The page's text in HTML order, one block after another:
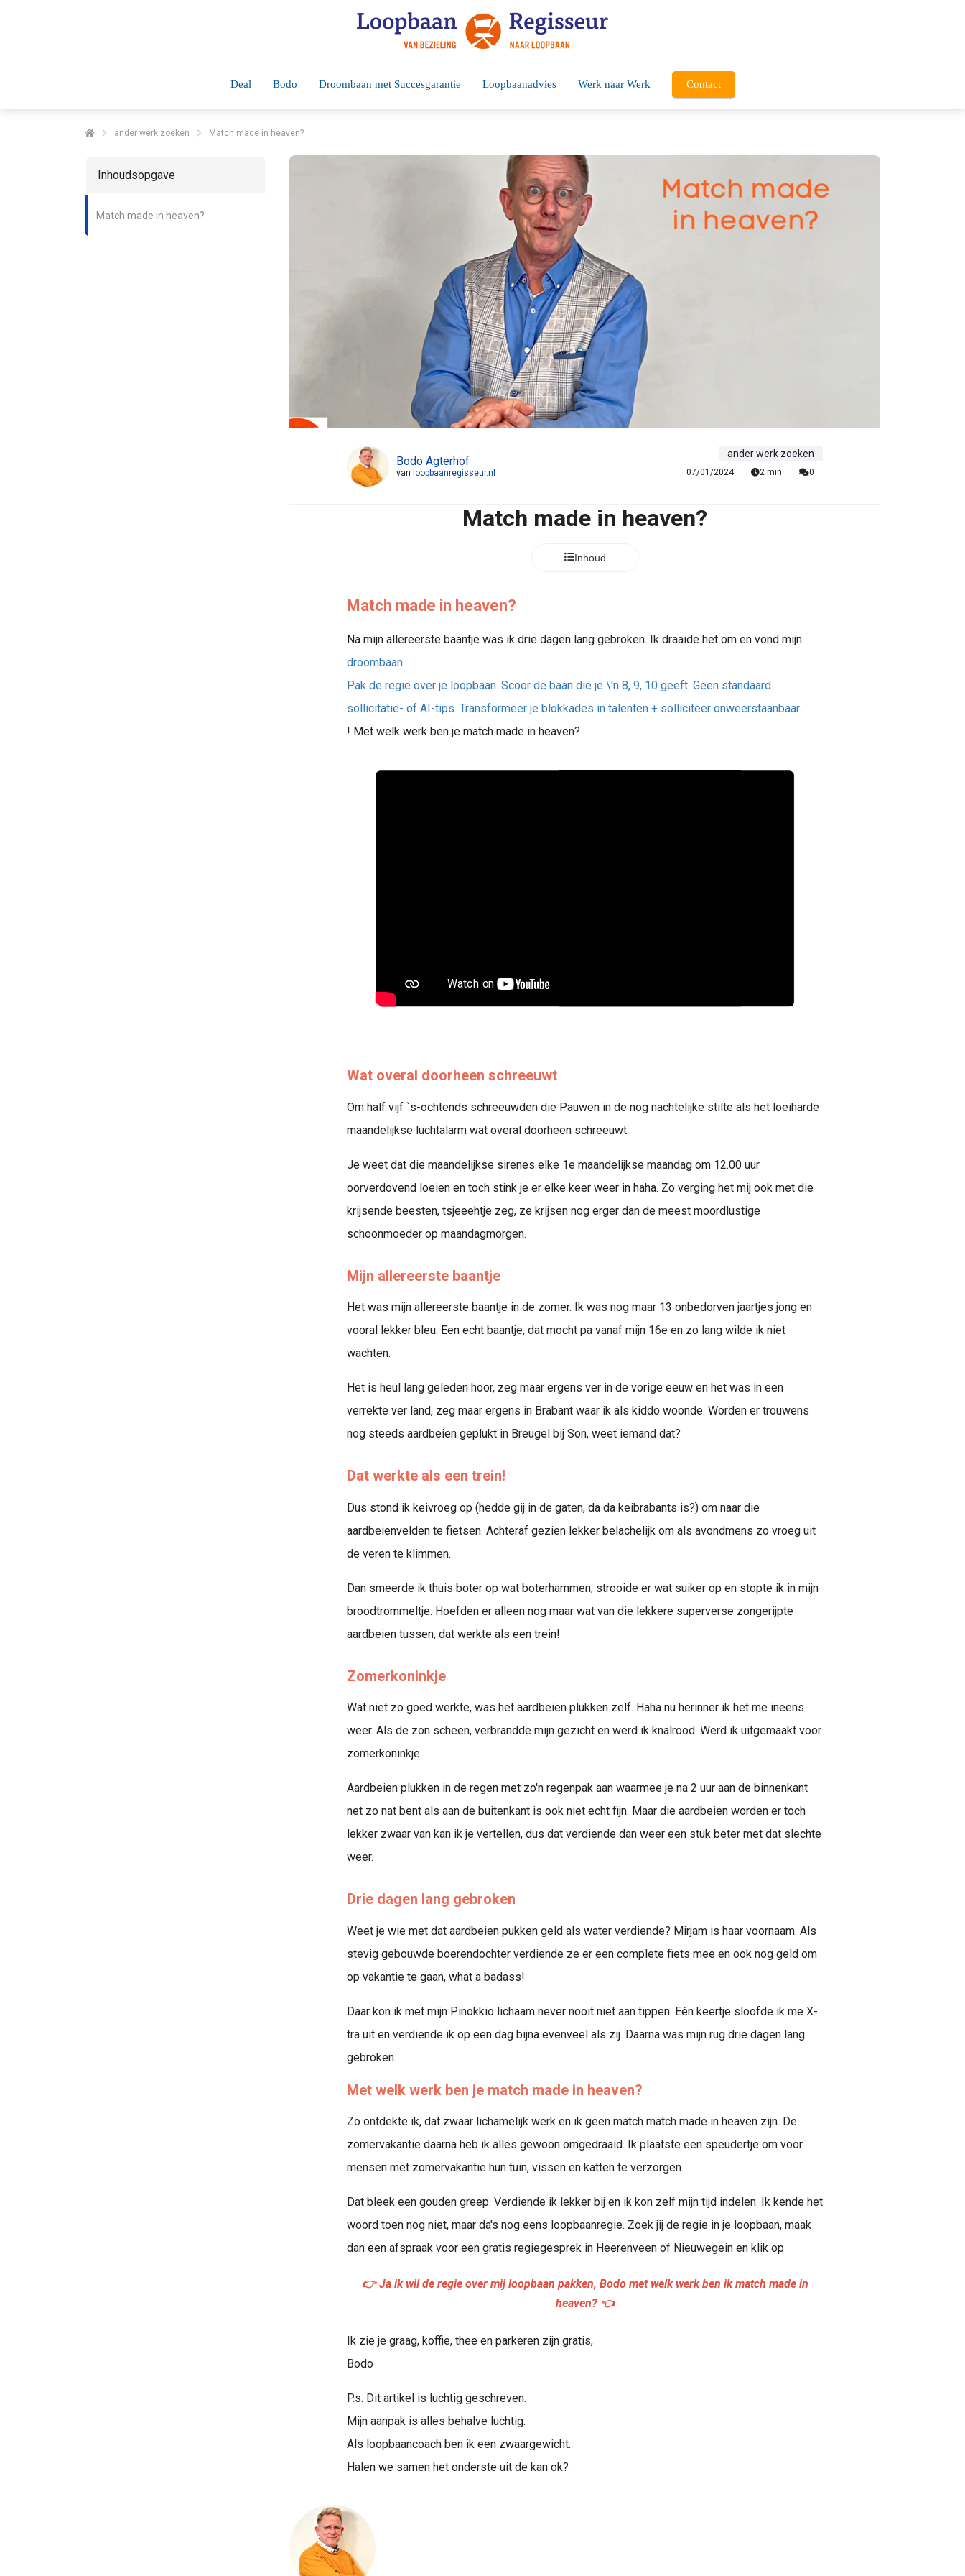
Deal Bodo Droombaan met Succesgarantie Loopbaanadvies Werk naar Werk Contact
ander werk zoeken Match made in heaven?
Inhoudsopgave
Match made in heaven?
Bodo Agterhof
van loopbaanregisseur.nl
ander werk zoeken
07/01/2024 2 min 0
Match made in heaven?
Inhoud
Match made in heaven?
Na mijn allereerste baantje was ik drie dagen lang gebroken. Ik draaide het om en vond mijn
droombaan
Pak de regie over je loopbaan. Scoor de baan die je \'n 8, 9, 10 geeft. Geen standaard
sollicitatie- of AI-tips. Transformeer je blokkades in talenten + solliciteer onweerstaanbaar.
! Met welk werk ben je match made in heaven?
Wat overal doorheen schreeuwt
Om half vijf `s-ochtends schreeuwden die Pauwen in de nog nachtelijke stilte als het loeiharde
maandelijkse luchtalarm wat overal doorheen schreeuwt.
Je weet dat die maandelijkse sirenes elke 1e maandelijkse maandag om 12.00 uur
oorverdovend loeien en toch stink je er elke keer weer in haha. Zo verging het mij ook met die
krijsende beesten, tsjeeehtje zeg, ze krijsen nog erger dan de meest moordlustige
schoonmoeder op maandagmorgen.
Mijn allereerste baantje
Het was mijn allereerste baantje in de zomer. Ik was nog maar 13 onbedorven jaartjes jong en
vooral lekker bleu. Een echt baantje, dat mocht pa vanaf mijn 16e en zo lang wilde ik niet
wachten.
Het is heul lang geleden hoor, zeg maar ergens ver in de vorige eeuw en het was in een
verrekte ver land, zeg maar ergens in Brabant waar ik als kiddo woonde. Worden er trouwens
nog steeds aardbeien geplukt in Breugel bij Son, weet iemand dat?
Dat werkte als een trein!
Dus stond ik keivroeg op (hedde gij in de gaten, da da keibrabants is?) om naar die
aardbeienvelden te fietsen. Achteraf gezien lekker belachelijk om als avondmens zo vroeg uit
de veren te klimmen.
Dan smeerde ik thuis boter op wat boterhammen, strooide er wat suiker op en stopte ik in mijn
broodtrommeltje. Hoefden er alleen nog maar wat van die lekkere superverse zongerijpte
aardbeien tussen, dat werkte als een trein!
Zomerkoninkje
Wat niet zo goed werkte, was het aardbeien plukken zelf. Haha nu herinner ik het me ineens
weer. Als de zon scheen, verbrandde mijn gezicht en werd ik knalrood. Werd ik uitgemaakt voor
zomerkoninkje.
Aardbeien plukken in de regen met zo'n regenpak aan waarmee je na 2 uur aan de binnenkant
net zo nat bent als aan de buitenkant is ook niet echt fijn. Maar die aardbeien worden er toch
lekker zwaar van kan ik je vertellen, dus dat verdiende dan weer een stuk beter met dat slechte
weer.
Drie dagen lang gebroken
Weet je wie met dat aardbeien pukken geld als water verdiende? Mirjam is haar voornaam. Als
stevig gebouwde boerendochter verdiende ze er een complete fiets mee en ook nog geld om
op vakantie te gaan, what a badass!
Daar kon ik met mijn Pinokkio lichaam never nooit niet aan tippen. Eén keertje sloofde ik me X-
tra uit en verdiende ik op een dag bijna evenveel als zij. Daarna was mijn rug drie dagen lang
gebroken.
Met welk werk ben je match made in heaven?
Zo ontdekte ik, dat zwaar lichamelijk werk en ik geen match match made in heaven zijn. De
zomervakantie daarna heb ik alles gewoon omgedraaid. Ik plaatste een speudertje om voor
mensen met zomervakantie hun tuin, vissen en katten te verzorgen.
Dat bleek een gouden greep. Verdiende ik lekker bij en ik kon zelf mijn tijd indelen. Ik kende het
woord toen nog niet, maar da's nog eens loopbaanregie. Zoek jij de regie in je loopbaan, maak
dan een afspraak voor een gratis regiegesprek in Heerenveen of Nieuwegein en klik op
👉 Ja ik wil de regie over mij loopbaan pakken, Bodo met welk werk ben ik match made in
heaven? 👈
Ik zie je graag, koffie, thee en parkeren zijn gratis,
Bodo
P.s. Dit artikel is luchtig geschreven.
Mijn aanpak is alles behalve luchtig.
Als loopbaancoach ben ik een zwaargewicht.
Halen we samen het onderste uit de kan ok?